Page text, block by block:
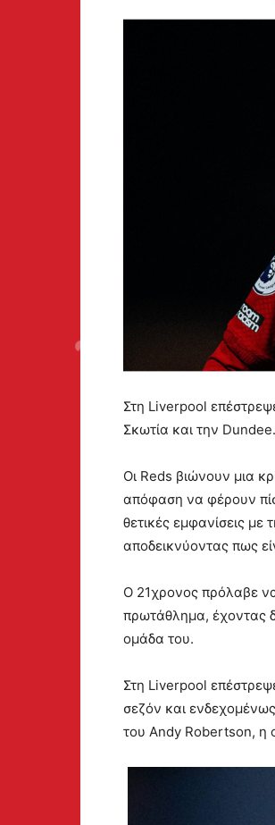
Στη Liverpool
Σκωτία και την Dundee.
Οι Reds βιώνουν μια
απόφαση να φέρουν
θετικές εμφανίσεις
αποδεικνύοντας πως
Ο 21χρονος πρόλαβε
πρωτάθλημα, έχοντας
ομάδα του.
Στη Liverpool
σεζόν και
του Andy Robertson, η